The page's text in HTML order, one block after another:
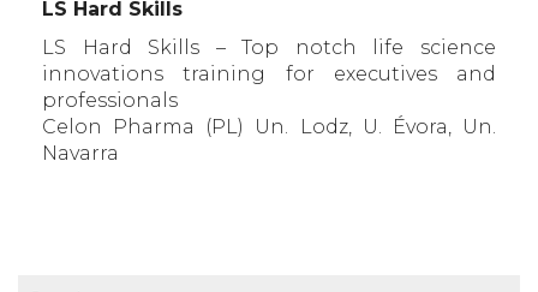
LS Hard Skills
LS Hard Skills – Top notch life science
innovations training for executives and
professionals
Celon Pharma (PL) Un. Lodz, U. Évora, Un.
Navarra